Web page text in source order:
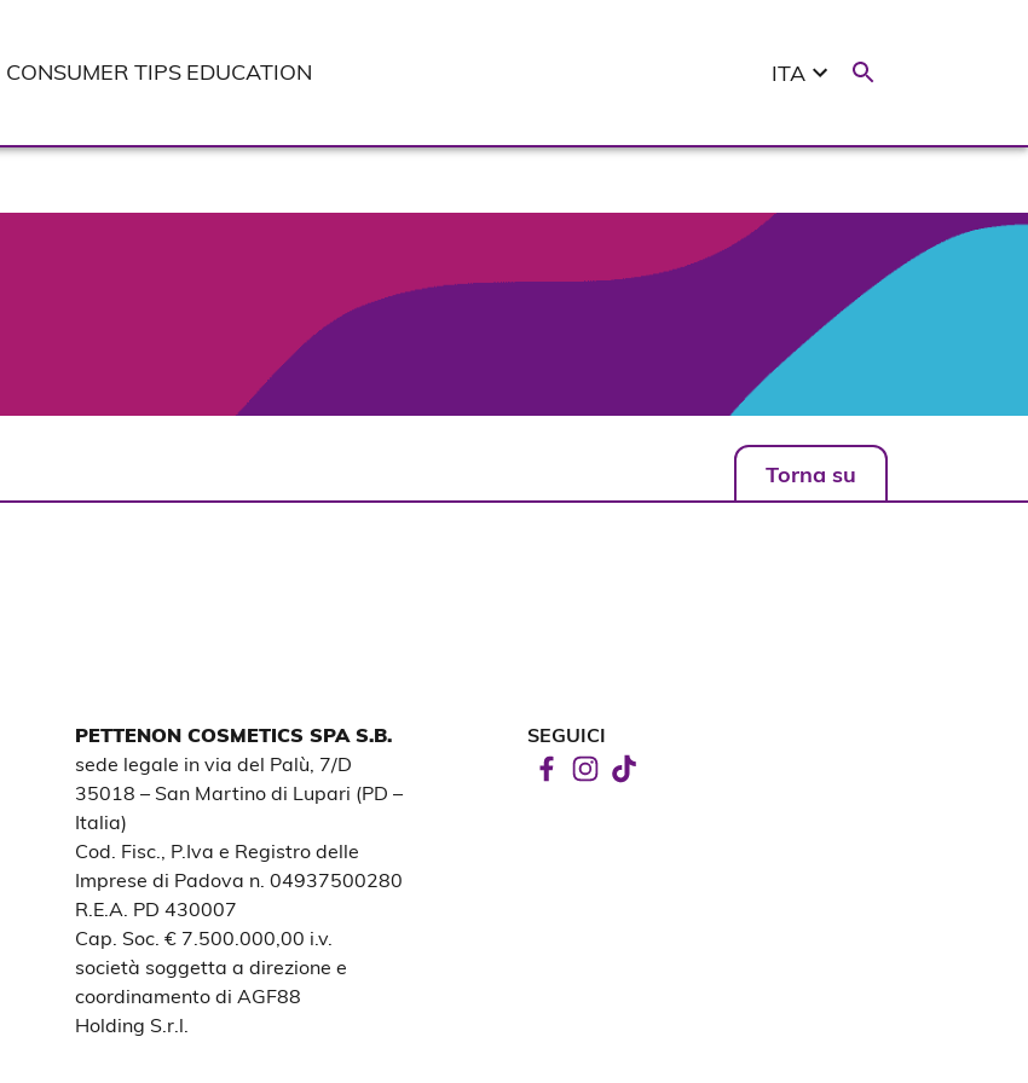
CONSUMER TIPS EDUCATION ITA
Torna su
PETTENON COSMETICS SPA S.B.
sede legale in via del Palù, 7/D
35018 – San Martino di Lupari (PD –
Italia)
Cod. Fisc., P.Iva e Registro delle
Imprese di Padova n. 04937500280
R.E.A. PD 430007
Cap. Soc. € 7.500.000,00 i.v.
società soggetta a direzione e
coordinamento di AGF88
Holding S.r.l.
SEGUICI